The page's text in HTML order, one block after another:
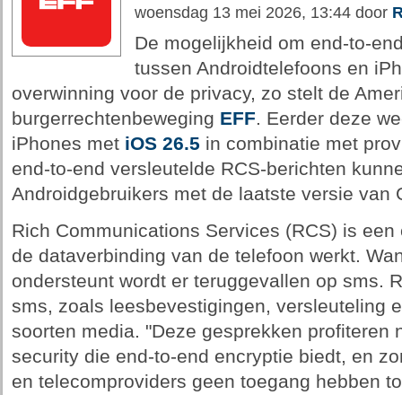
woensdag 13 mei 2026, 13:44 door
De mogelijkheid om end-to-
tussen Androidtelefoons en
overwinning voor de privacy, zo stelt de
burgerrechtenbeweging EFF. Eerder deze
iPhones met iOS 26.5 in combinatie met
end-to-end versleutelde RCS-berichten
Androidgebruikers met de laatste versie van
Rich Communications Services (RCS) is
de dataverbinding van de telefoon werkt.
ondersteunt wordt er teruggevallen op sms.
sms, zoals leesbevestigingen, versleuteling
soorten media. "Deze gesprekken profiteren
security die end-to-end encryptie biedt, en
en telecomproviders geen toegang hebben